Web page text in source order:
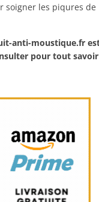
soigner les piqures de
anti-moustique.fr
pour tout